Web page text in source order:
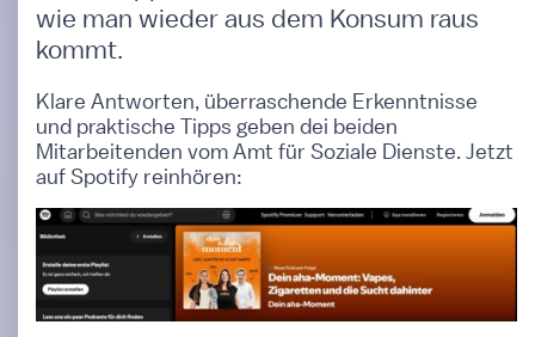
wie man wieder aus dem Konsum raus
kommt.
Klare Antworten, überraschende Erkenntnisse
und praktische Tipps geben dei beiden
Mitarbeitenden vom Amt für Soziale Dienste. Jetzt
auf Spotify reinhören: